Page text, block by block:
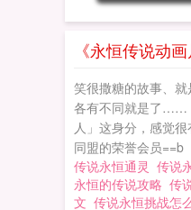
《永恒传说动
笑很撒糖的故事、
各有不同就是了……
人」这身分，感觉
同盟的荣誉会员==b
传说永恒通灵 传说
永恒的传说攻略 传
文 传说永恒挑战怎